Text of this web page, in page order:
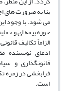
بنا به ضرورت های
می شود. با وجود
حوزه بیمه ای و
الزاماً تکالیف
قانونگذاری و
فرابخشی در زمره
است.